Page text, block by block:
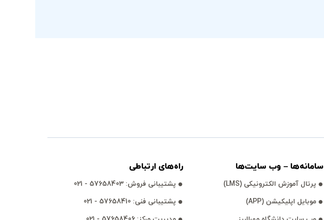
سامانه‌ها – وب سايت‌ها
پرتال آموزش الكترونیكی (LMS)
موبايل اپليكيشن (APP)
راه‌های ارتباطی
پشتيبانی فروش: 57658403 - 021
پشتيبانی فنی: 57658410 - 021